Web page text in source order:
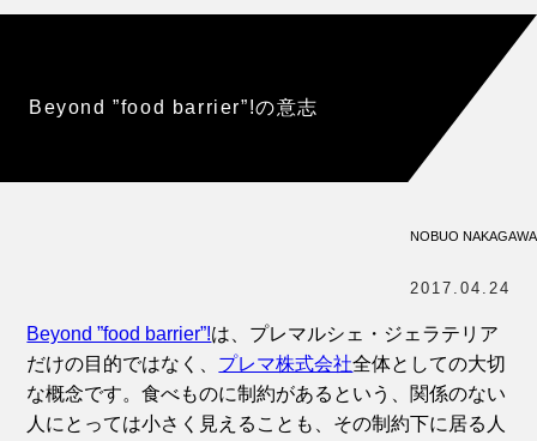
ジェラートの機能性や素材について
Beyond ”food barrier”!の意志
NOBUO NAKAGAWA
2017.04.24
Beyond ”food barrier”!は、プレマルシェ・ジェラテリア
だけの目的ではなく、 プレマ株式会社全体としての大切
な概念です。食べものに制約があるという、関係のない
人にとっては小さく見えることも、その制約下に居る人